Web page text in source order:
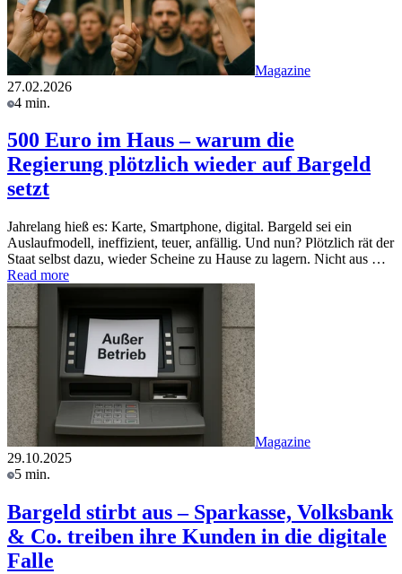
Magazine
27.02.2026
4 min.
500 Euro im Haus – warum die
Regierung plötzlich wieder auf Bargeld
setzt
Jahrelang hieß es: Karte, Smartphone, digital. Bargeld sei ein
Auslaufmodell, ineffizient, teuer, anfällig. Und nun? Plötzlich rät der
Staat selbst dazu, wieder Scheine zu Hause zu lagern. Nicht aus …
Read more
Magazine
29.10.2025
5 min.
Bargeld stirbt aus – Sparkasse, Volksbank
& Co. treiben ihre Kunden in die digitale
Falle